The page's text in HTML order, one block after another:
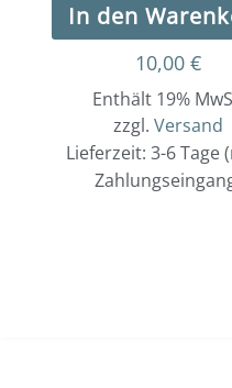
In den
10,00 €
Enthält 19%
zzgl. Versand
Lieferzeit: 3-6 Tage